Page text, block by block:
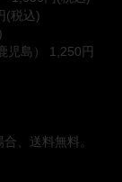
(税込)
児島） 1,250円
、送料無料。